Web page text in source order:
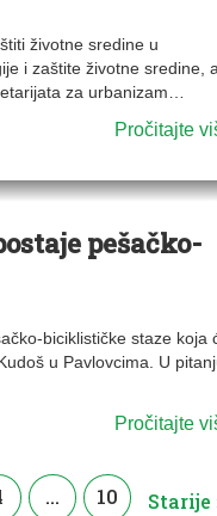
životne sredine u
i zaštite životne sredine,
za urbanizam…
Pročitajte
pešačko-
biciklističke staze koja
u Pavlovcima. U
Pročitajte
… 10 Starije